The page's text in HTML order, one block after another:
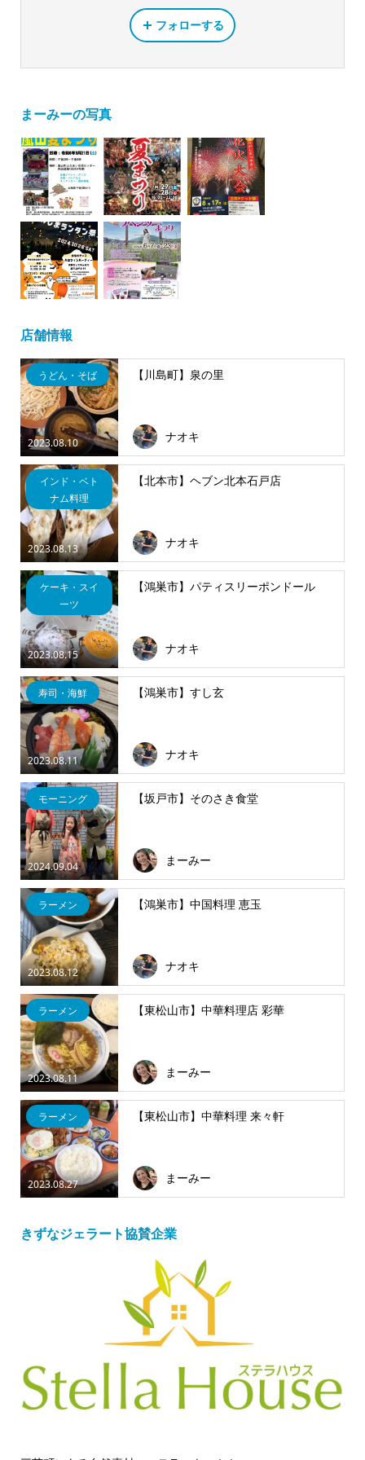
フォローする
まーみーの写真
店舗情報
2023.08.10
うどん・そば 【川島町】泉の里
ナオキ
2023.08.13
インド・ベト
ナム料理
【北本市】ヘブン北本石戸店
ナオキ
2023.08.15
ケーキ・スイ
ーツ
【鴻巣市】パティスリーポンドール
ナオキ
2023.08.11
寿司・海鮮 【鴻巣市】すし玄
ナオキ
2024.09.04
モーニング 【坂戸市】そのさき食堂
まーみー
2023.08.12
ラーメン 【鴻巣市】中国料理 恵玉
ナオキ
2023.08.11
ラーメン 【東松山市】中華料理店 彩華
まーみー
2023.08.27
ラーメン 【東松山市】中華料理 来々軒
まーみー
きずなジェラート協賛企業